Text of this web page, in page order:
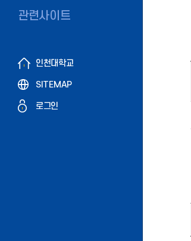
인천대학교
SITEMAP
로그인
관련사이트